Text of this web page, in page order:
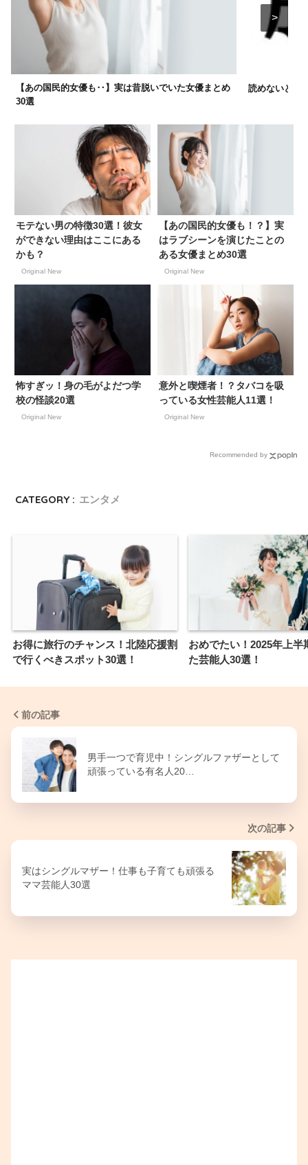
【あの国民的女優も‥】実は昔脱いでいた女優まとめ
30選
読めないと恥
モテない男の特徴30選！彼女
ができない理由はここにある
かも？
Original New
【あの国民的女優も！？】実
はラブシーンを演じたことの
ある女優まとめ30選
Original New
怖すぎッ！身の毛がよだつ学
校の怪談20選
Original New
意外と喫煙者！？タバコを吸
っている女性芸能人11選！
Original New
Recommended by
CATEGORY : エンタメ
お得に旅行のチャンス！北陸応援割
で行くべきスポット30選！
おめでたい！2025年上半
た芸能人30選！
前の記事
男手一つで育児中！シングルファザーとして
頑張っている有名人20…
次の記事
実はシングルマザー！仕事も子育ても頑張る
ママ芸能人30選